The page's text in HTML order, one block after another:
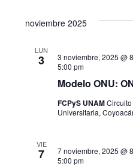
noviembre 2025
LUN
3
Modelo ONU:
3 noviembre, 2025 @
5:00 pm
FCPyS UNAM
Universitaria,
VIE
7 7 noviembre, 2025 @
5:00 pm